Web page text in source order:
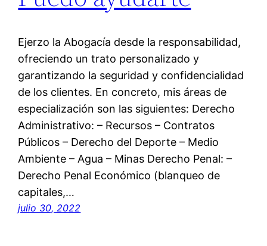
Ejerzo la Abogacía desde la responsabilidad,
ofreciendo un trato personalizado y
garantizando la seguridad y confidencialidad
de los clientes. En concreto, mis áreas de
especialización son las siguientes: Derecho
Administrativo: – Recursos – Contratos
Públicos – Derecho del Deporte – Medio
Ambiente – Agua – Minas Derecho Penal: –
Derecho Penal Económico (blanqueo de
capitales,…
julio 30, 2022